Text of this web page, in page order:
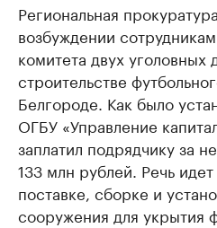
Региональная
возбуждении
комитета двух
строительстве
Белгороде. Как было
ОГБУ «Управление
заплатил подрядчику за
133 млн рублей. Речь
поставке, сборке и
сооружения для укрытия